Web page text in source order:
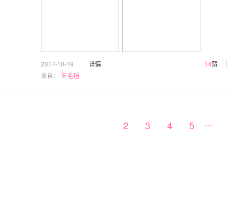
2017-10-19 详情 14赞
来自： 羊毛毡
2 3 4 5 ...